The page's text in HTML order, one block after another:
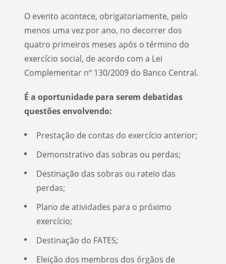
O evento acontece, obrigatoriamente, pelo
menos uma vez por ano, no decorrer dos
quatro primeiros meses após o término do
exercício social, de acordo com a Lei
Complementar nº 130/2009 do Banco Central.
É a oportunidade para serem debatidas
questões envolvendo:
Prestação de contas do exercício anterior;
Demonstrativo das sobras ou perdas;
Destinação das sobras ou rateio das
perdas;
Plano de atividades para o próximo
exercício;
Destinação do FATES;
Eleição dos membros dos órgãos de